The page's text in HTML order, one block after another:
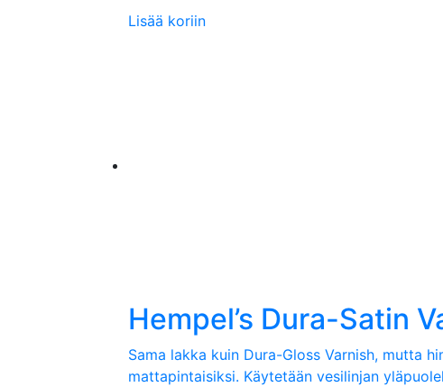
Lisää koriin
Hempel’s Dura-Satin
Sama lakka kuin Dura-Gloss Varnish, mutta
mattapintaisiksi. Käytetään vesilinjan